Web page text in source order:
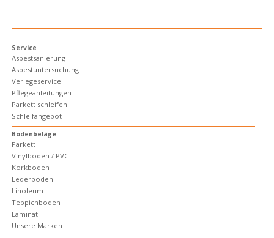
Service
Asbestsanierung
Asbestuntersuchung
Verlegeservice
Pflegeanleitungen
Parkett schleifen
Schleifangebot
Bodenbeläge
Parkett
Vinylboden / PVC
Korkboden
Lederboden
Linoleum
Teppichboden
Laminat
Unsere Marken